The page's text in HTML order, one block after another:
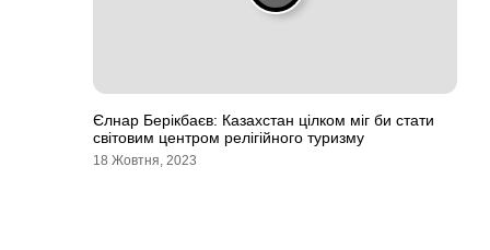
Єлнар Берікбаєв: Казахстан цілком міг би стати
світовим центром релігійного туризму
18 Жовтня, 2023